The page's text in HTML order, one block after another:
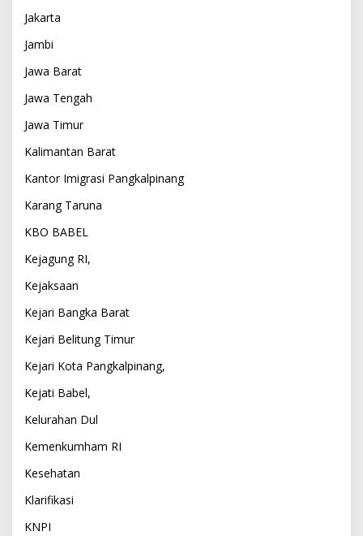
Jakarta
Jambi
Jawa Barat
Jawa Tengah
Jawa Timur
Kalimantan Barat
Kantor Imigrasi Pangkalpinang
Karang Taruna
KBO BABEL
Kejagung RI,
Kejaksaan
Kejari Bangka Barat
Kejari Belitung Timur
Kejari Kota Pangkalpinang,
Kejati Babel,
Kelurahan Dul
Kemenkumham RI
Kesehatan
Klarifikasi
KNPI